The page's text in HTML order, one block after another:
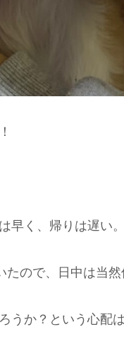
早く、帰りは遅い。
ので、日中は当然
うか？という心配